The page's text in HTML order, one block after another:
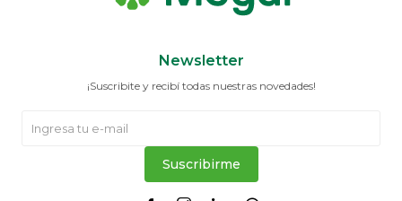
Newsletter
¡Suscribite y recibí todas nuestras novedades!
Suscribirme